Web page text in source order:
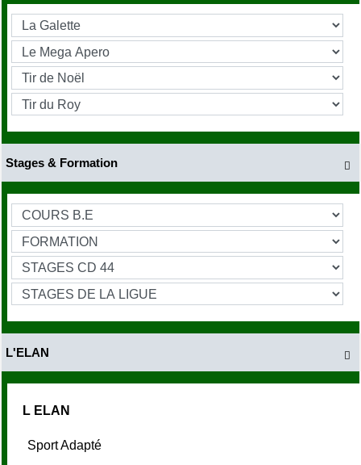

Stages & Formation

L'ELAN
L ELAN
Sport Adapté